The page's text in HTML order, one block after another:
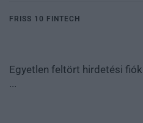
FRISS 10 FINTECH
Egyetlen feltört hirdetési
...